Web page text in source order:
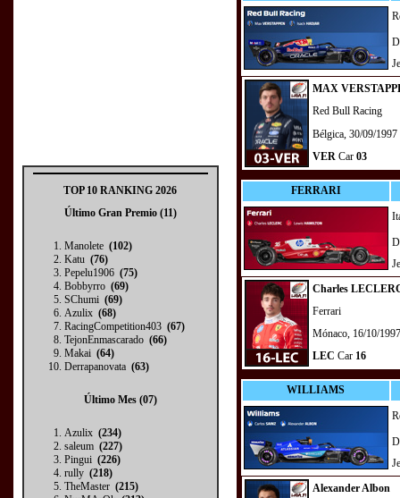
MAX
Red Bull Racing
Bélgica, 30/09/1997
VER Car 03
FERRARI
Charles
Ferrari
Mónaco, 16/10/1997
LEC Car 16
WILLIAMS
Alexander Albon
TOP 10 RANKING 2026
Último Gran Premio (11)
Manolete (102)
Katu (76)
Pepelu1906 (75)
Bobbyrro (69)
SChumi (69)
Azulix (68)
RacingCompetition403 (67)
TejonEnmascarado (66)
Makai (64)
Derrapanovata (63)
Último Mes (07)
Azulix (234)
saleum (227)
Pingui (226)
rully (218)
TheMaster (215)